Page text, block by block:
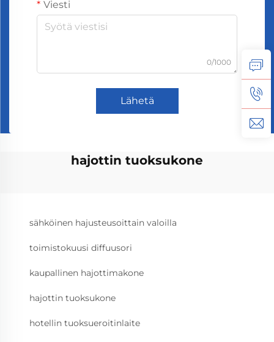
Viesti
0/1000
Lähetä
hajottin tuoksukone
sähköinen hajusteusoittain valoilla
toimistokuusi diffuusori
kaupallinen hajottimakone
hajottin tuoksukone
hotellin tuoksueroitinlaite